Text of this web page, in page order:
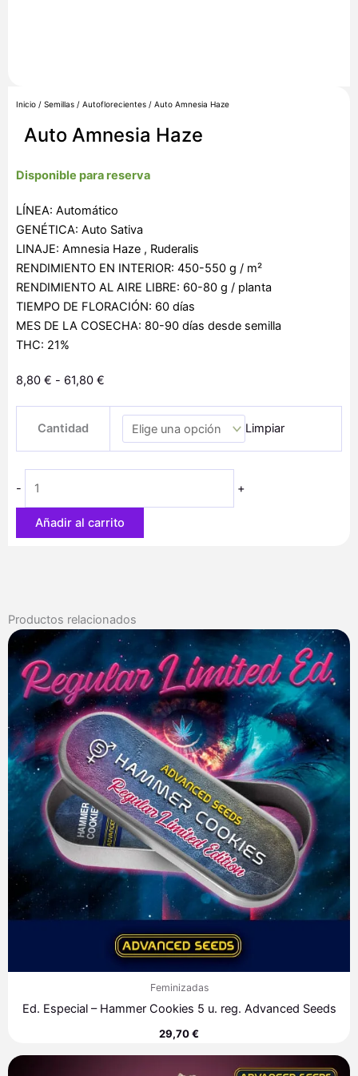
Inicio / Semillas / Autoflorecientes / Auto Amnesia Haze
Auto Amnesia Haze
Disponible para reserva
LÍNEA: Automático
GENÉTICA: Auto Sativa
LINAJE: Amnesia Haze , Ruderalis
RENDIMIENTO EN INTERIOR: 450-550 g / m²
RENDIMIENTO AL AIRE LIBRE: 60-80 g / planta
TIEMPO DE FLORACIÓN: 60 días
MES DE LA COSECHA: 80-90 días desde semilla
THC: 21%
8,80 € - 61,80 €
precios:
desde
8,80 €
Cantidad Limpiar
-
Amnesia
Haze
cantidad
+
Añadir al carrito
Productos relacionados
Feminizadas
Ed. Especial – Hammer Cookies 5 u. reg. Advanced Seeds
29,70€